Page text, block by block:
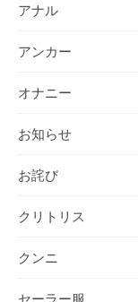
アナル
アンカー
オナニー
お知らせ
お詫び
クリトリス
クンニ
セーラー服